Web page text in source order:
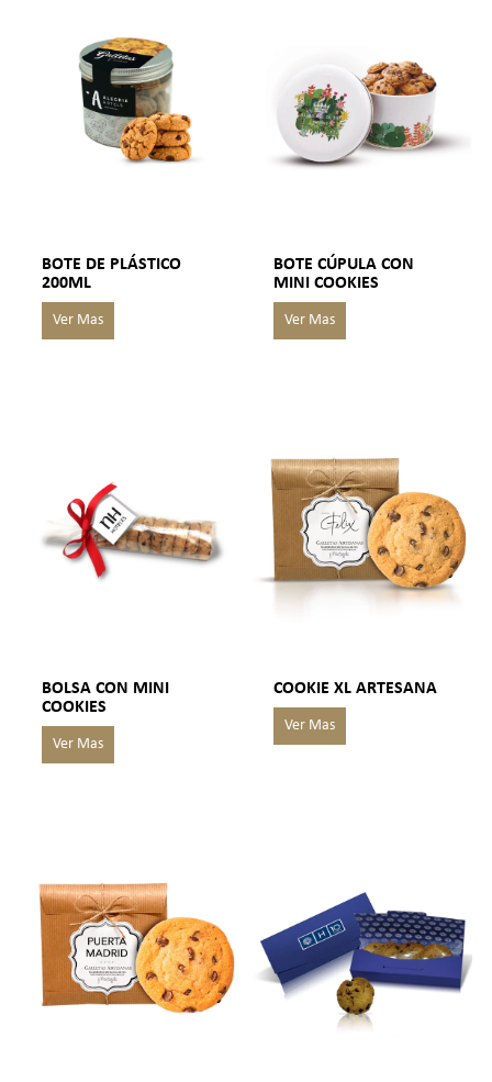
BOTE DE PLÁSTICO
200ML
BOTE CÚPULA CON
MINI COOKIES
BOLSA CON MINI
COOKIES
COOKIE XL ARTESANA